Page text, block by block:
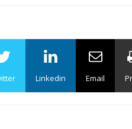
Linkedin Email